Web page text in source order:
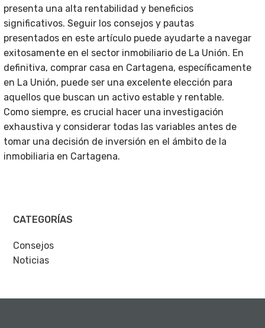
presenta una alta rentabilidad y beneficios
significativos. Seguir los consejos y pautas
presentados en este artículo puede ayudarte a navegar
exitosamente en el sector inmobiliario de La Unión. En
definitiva, comprar casa en Cartagena, específicamente
en La Unión, puede ser una excelente elección para
aquellos que buscan un activo estable y rentable.
Como siempre, es crucial hacer una investigación
exhaustiva y considerar todas las variables antes de
tomar una decisión de inversión en el ámbito de la
inmobiliaria en Cartagena.
CATEGORÍAS
Consejos
Noticias